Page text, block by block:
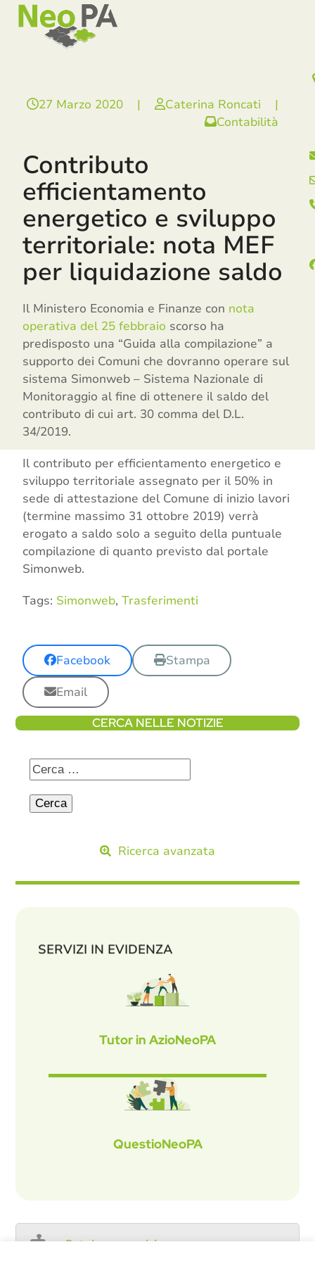
SkipOpen
mobile
menu
Close
mobile
menu
27 Marzo 2020 | Caterina Roncati
|
Contabilità
Contributo
efficientamento
energetico e sviluppo
territoriale: nota MEF
per liquidazione saldo
Il Ministero Economia e Finanze con nota
operativa del 25 febbraio scorso ha
predisposto una “Guida alla compilazione” a
supporto dei Comuni che dovranno operare sul
sistema Simonweb – Sistema Nazionale di
Monitoraggio al fine di ottenere il saldo del
contributo di cui art. 30 comma del D.L.
34/2019.
Il contributo per efficientamento energetico e
sviluppo territoriale assegnato per il 50% in
sede di attestazione del Comune di inizio lavori
(termine massimo 31 ottobre 2019) verrà
erogato a saldo solo a seguito della puntuale
compilazione di quanto previsto dal portale
Simonweb.
Tags: Simonweb, Trasferimenti
Facebook
Stampa
Email
CERCA NELLE NOTIZIE
Ricerca avanzata
SERVIZI IN EVIDENZA
Tutor in AzioNeoPA
QuestioNeoPA
Catalogo servizi